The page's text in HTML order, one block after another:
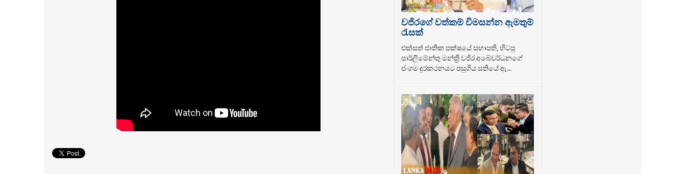
වජිරගේ වත්කම් විමසන්න ඇමතුම්
රැසක්
එක්සත් ජාතික පක්ෂයේ සභාපති, හිටපු
පාර්ලිමේන්තු මන්ත්‍රී වජිර අබේවර්ධනගේ
ජංගම දුරකථනයට පසුගිය සතියේ ඇ...